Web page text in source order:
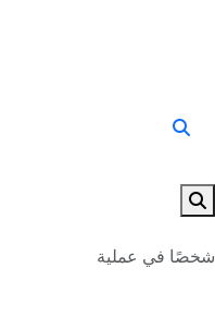
مفتي الجمهورية يدين مقتل 23 شخصًا في عملية